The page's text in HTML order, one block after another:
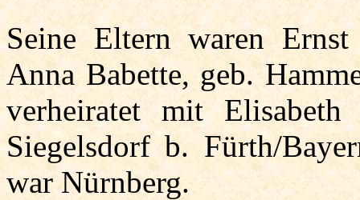
Seine Eltern waren
Anna Babette, geb.
verheiratet mit
Siegelsdorf b. Fürth/
war Nürnberg.